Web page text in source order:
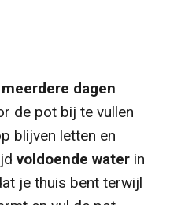
meerdere dagen
de pot bij te vullen
blijven letten en
voldoende water in
je thuis bent terwijl